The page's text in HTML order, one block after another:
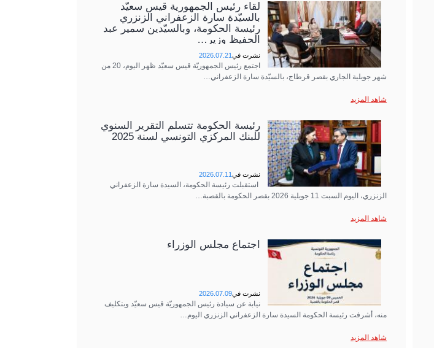
لقاء رئيس الجمهورية قيس سعيّد
بالسيّدة سارة الزعفراني الزنزري
رئيسة الحكومة، وبالسيّدين سمير عبد
الحفيظ وزير…
نشرت في2026.07.21
اجتمع رئيس الجمهوريّة قيس سعيّد ظهر اليوم، 20 من
شهر جويلية الجاري بقصر قرطاج، بالسيّدة سارة الزعفراني…
شاهد المزيد
رئيسة الحكومة تتسلّم التقرير السنوي
للبنك المركزي التونسي لسنة 2025
نشرت في2026.07.11
استقبلت رئيسة الحكومة، السيدة سارة الزعفراني
الزنزري، اليوم السبت 11 جويلية 2026 بقصر الحكومة بالقصبة…
شاهد المزيد
اجتماع مجلس الوزراء
نشرت في2026.07.09
نيابة عن سيادة رئيس الجمهوريّة قيس سعيّد وبتكليف
منه، أشرفت رئيسة الحكومة السيدة سارة الزعفراني الزنزري اليوم…
شاهد المزيد